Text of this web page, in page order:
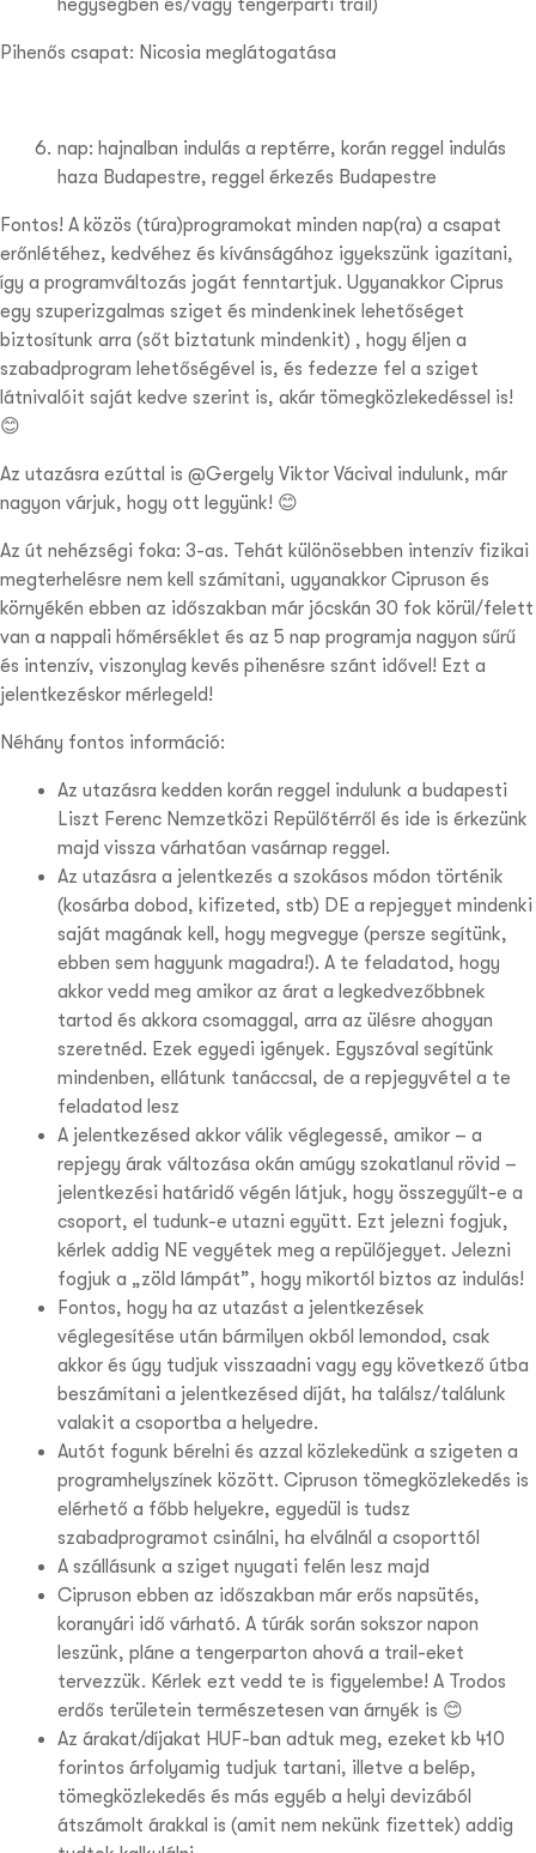
Pihenős csapat: Nicosia meglátogatása
nap: hajnalban indulás a reptérre, korán reggel indulás
haza Budapestre, reggel érkezés Budapestre
Fontos! A közös (túra)programokat minden nap(ra) a csapat
erőnlétéhez, kedvéhez és kívánságához igyekszünk igazítani,
így a programváltozás jogát fenntartjuk. Ugyanakkor Ciprus
egy szuperizgalmas sziget és mindenkinek lehetőséget
biztosítunk arra (sőt biztatunk mindenkit) , hogy éljen a
szabadprogram lehetőségével is, és fedezze fel a sziget
látnivalóit saját kedve szerint is, akár tömegközlekedéssel is!
😊
Az utazásra ezúttal is @Gergely Viktor Vácival indulunk, már
nagyon várjuk, hogy ott legyünk! 😊
Az út nehézségi foka: 3-as. Tehát különösebben intenzív fizikai
megterhelésre nem kell számítani, ugyanakkor Cipruson és
környékén ebben az időszakban már jócskán 30 fok körül/felett
van a nappali hőmérséklet és az 5 nap programja nagyon sűrű
és intenzív, viszonylag kevés pihenésre szánt idővel! Ezt a
jelentkezéskor mérlegeld!
Néhány fontos információ:
Az utazásra kedden korán reggel indulunk a budapesti
Liszt Ferenc Nemzetközi Repülőtérről és ide is érkezünk
majd vissza várhatóan vasárnap reggel.
Az utazásra a jelentkezés a szokásos módon történik
(kosárba dobod, kifizeted, stb) DE a repjegyet mindenki
saját magának kell, hogy megvegye (persze segítünk,
ebben sem hagyunk magadra!). A te feladatod, hogy
akkor vedd meg amikor az árat a legkedvezőbbnek
tartod és akkora csomaggal, arra az ülésre ahogyan
szeretnéd. Ezek egyedi igények. Egyszóval segítünk
mindenben, ellátunk tanáccsal, de a repjegyvétel a te
feladatod lesz
A jelentkezésed akkor válik véglegessé, amikor – a
repjegy árak változása okán amúgy szokatlanul rövid –
jelentkezési határidő végén látjuk, hogy összegyűlt-e a
csoport, el tudunk-e utazni együtt. Ezt jelezni fogjuk,
kérlek addig NE vegyétek meg a repülőjegyet. Jelezni
fogjuk a „zöld lámpát”, hogy mikortól biztos az indulás!
Fontos, hogy ha az utazást a jelentkezések
véglegesítése után bármilyen okból lemondod, csak
akkor és úgy tudjuk visszaadni vagy egy következő útba
beszámítani a jelentkezésed díját, ha találsz/találunk
valakit a csoportba a helyedre.
Autót fogunk bérelni és azzal közlekedünk a szigeten a
programhelyszínek között. Cipruson tömegközlekedés is
elérhető a főbb helyekre, egyedül is tudsz
szabadprogramot csinálni, ha elválnál a csoporttól
A szállásunk a sziget nyugati felén lesz majd
Cipruson ebben az időszakban már erős napsütés,
koranyári idő várható. A túrák során sokszor napon
leszünk, pláne a tengerparton ahová a trail-eket
tervezzük. Kérlek ezt vedd te is figyelembe! A Trodos
erdős területein természetesen van árnyék is 😊
Az árakat/díjakat HUF-ban adtuk meg, ezeket kb 410
forintos árfolyamig tudjuk tartani, illetve a belép,
tömegközlekedés és más egyéb a helyi devizából
átszámolt árakkal is (amit nem nekünk fizettek) addig